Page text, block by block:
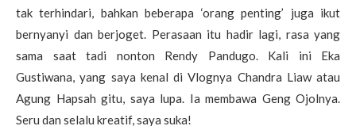
tak terhindari, bahkan beberapa ‘orang penting’ juga ikut
bernyanyi dan berjoget. Perasaan itu hadir lagi, rasa yang
sama saat tadi nonton Rendy Pandugo. Kali ini Eka
Gustiwana, yang saya kenal di Vlognya Chandra Liaw atau
Agung Hapsah gitu, saya lupa. Ia membawa Geng Ojolnya.
Seru dan selalu kreatif, saya suka!